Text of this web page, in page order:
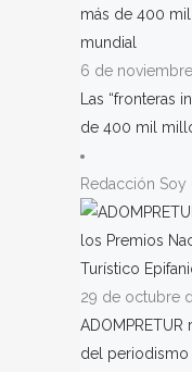
6 de
Las “fronteras
de 400 mil
Redacción Soy
29 de octubre
del periodismo